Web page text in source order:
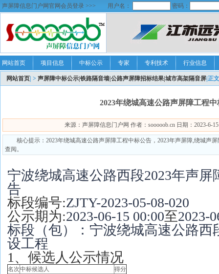
声屏障信息门户网官网会员登录 >>> 用户名： 密码：
网站首页 项目信息 中标公示 专家 专利技术 行业信息
网站首页 | > 声屏障中标公示|铁路隔音墙|公路声屏障招标结果|城市高架隔音屏 |正文
2023年绕城高速公路声屏障工程
来源：声屏障信息门户网 作者：sooooob.cn 日期：2023-6-
核心提示：2023年绕城高速公路声屏障工程中标公告，2023年声屏障,绕城声
查阅。
宁波绕城高速公路西段2023年声
告
标段编号:ZJTY-2023-05-08-020
公示期为:2023-06-15 00:00至2023-
标段（包）：宁波绕城高速公路西
设工程
1、候选人公示情况
名次中标候选人
得分